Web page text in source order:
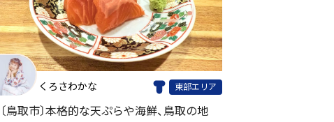
くろさわかな 東部エリア
〔鳥取市〕本格的な天ぷらや海鮮、鳥取の地